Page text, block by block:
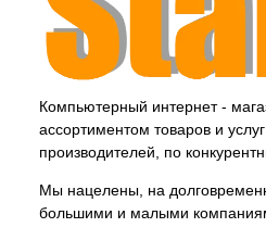
Компьютерный интернет -
ассортиментом товаров и
производителей, по
Мы нацелены, на
большими и малыми